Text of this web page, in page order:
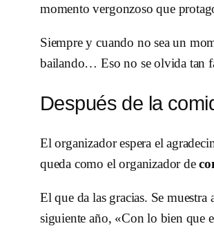
momento vergonzoso que
Siempre y cuando no sea un
bailando… Eso no se olvida tan
Después de la
El organizador espera el
queda como el organizador de
El que da las gracias. Se
siguiente año, «Con lo bien que